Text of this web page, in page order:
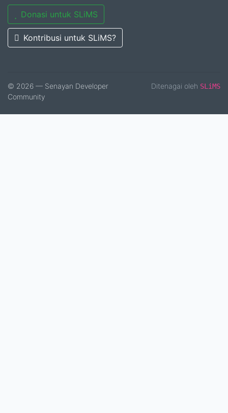
Donasi untuk SLiMS
Kontribusi untuk SLiMS?
© 2026 — Senayan Developer
Community
Ditenagai oleh SLiMS